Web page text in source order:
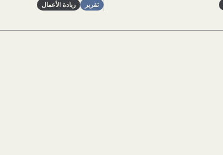
تقرير ريادة الأعمال